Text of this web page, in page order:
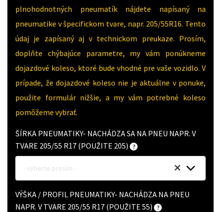
plnohodnotných pneumatík nájdete napísaný na
pneumatike v špecifickom tvare, napr. 205/55R16. Tento
údaj je zapísaný aj v technickom preukaze. Prosím,
doplňte chýbajúce parametre, my vám ponúkneme
dojazdové koleso, ktoré bude vhodné pre vaše vozidlo. V
prípade, že dojazdové koleso nie je aktuálne v ponuke,
použite formulár nižšie, a my vám potrebné koleso
pomôžeme vybrať.
ŠÍRKA PNEUMATIKY- NACHÁDZA SA NA PNEU NAPR. V
TVARE 205/55 R17 (POUŽITE 205)
- vyberte prosím -
VÝŠKA / PROFIL PNEUMATIKY- NACHÁDZA NA PNEU
NAPR. V TVARE 205/55 R17 (POUŽITE 55)